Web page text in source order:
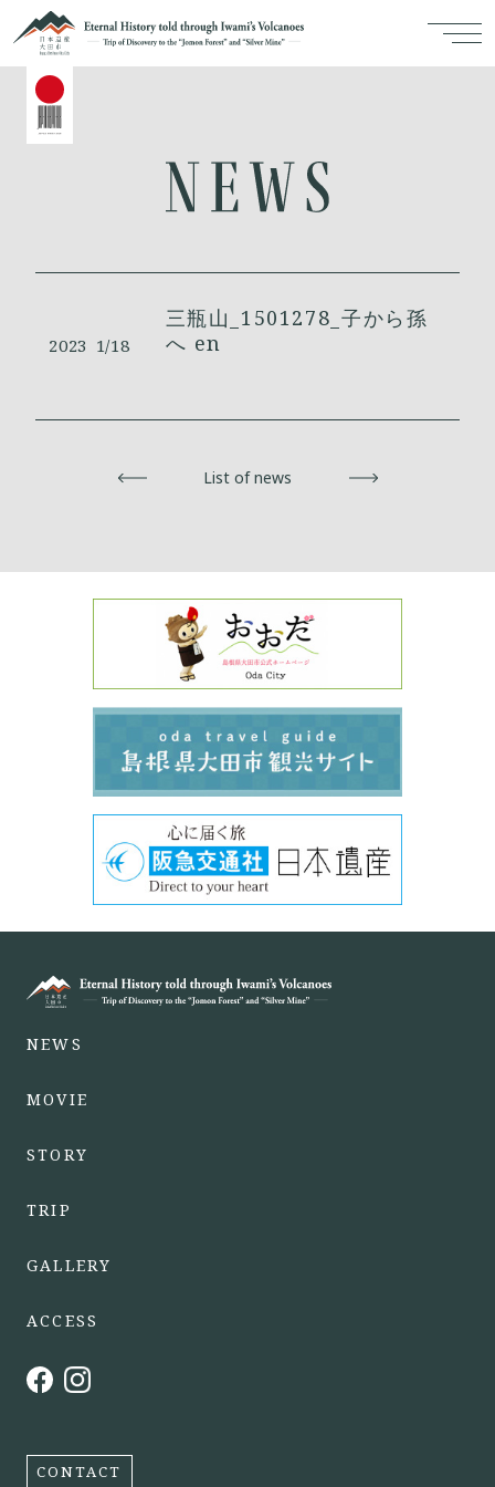
2023 1/18
三瓶山_1501278_子から孫
へ en
List of news
NEWS
MOVIE
STORY
TRIP
GALLERY
ACCESS
CONTACT